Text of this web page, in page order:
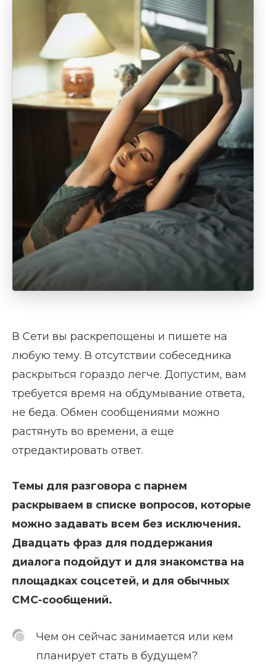
В Сети вы раскрепощены и пишете на
любую тему. В отсутствии собеседника
раскрыться гораздо легче. Допустим, вам
требуется время на обдумывание ответа,
не беда. Обмен сообщениями можно
растянуть во времени, а еще
отредактировать ответ.
Темы для разговора с парнем
раскрываем в списке вопросов, которые
можно задавать всем без исключения.
Двадцать фраз для поддержания
диалога подойдут и для знакомства на
площадках соцсетей, и для обычных
СМС-сообщений.
Чем он сейчас занимается или кем
планирует стать в будущем?